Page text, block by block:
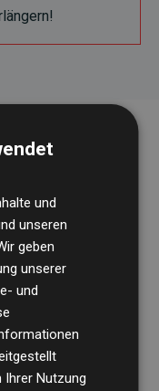
BDOüberprüft
Methodik, um
Investitionen in
200 % der
und
unseren
geben
unserer
und
Ihrer Nutzung